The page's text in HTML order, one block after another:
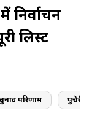
निर्वाचन
लिस्ट
परिणाम पुदुचेरी